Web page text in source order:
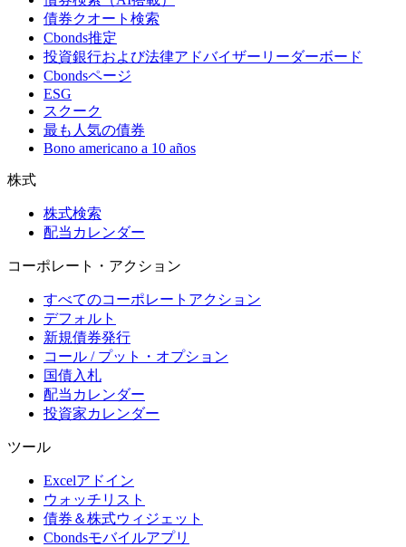
債券クオート検索
Cbonds推定
投資銀行および法律アドバイザーリーダーボード
Cbondsページ
ESG
スクーク
最も人気の債券
Bono americano a 10 años
株式
株式検索
配当カレンダー
コーポレート・アクション
すべてのコーポレートアクション
デフォルト
新規債券発行
コール / プット・オプション
国債入札
配当カレンダー
投資家カレンダー
ツール
Excelアドイン
ウォッチリスト
債券＆株式ウィジェット
Cbondsモバイルアプリ